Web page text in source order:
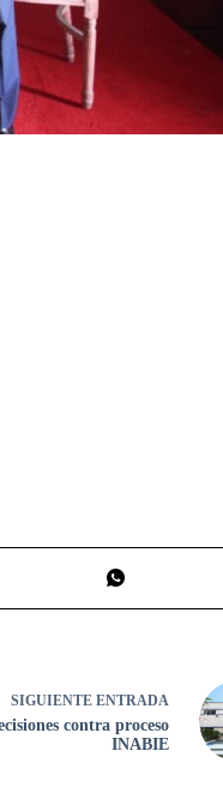
SIGUIENTE ENTRADA
contra proceso
INABIE